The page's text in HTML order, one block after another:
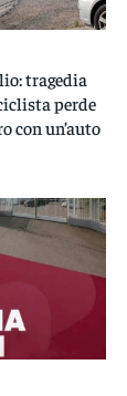
tragedia
perde
con un’auto